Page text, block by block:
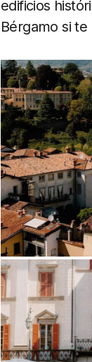
edificios
Bérgamo si